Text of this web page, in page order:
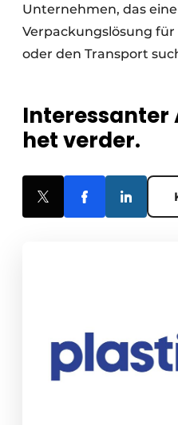
Unternehmen, das
Verpackungslösung
oder den Transport
Interessanter
het verder.